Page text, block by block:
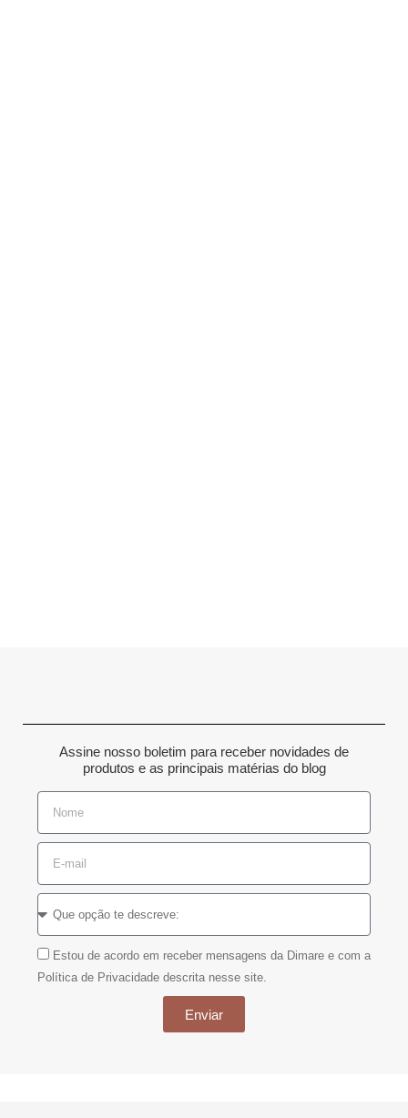
Assine nosso boletim para receber novidades de
produtos e as principais matérias do blog
Estou de acordo em receber mensagens da Dimare e com a
Política de Privacidade descrita nesse site.
Enviar